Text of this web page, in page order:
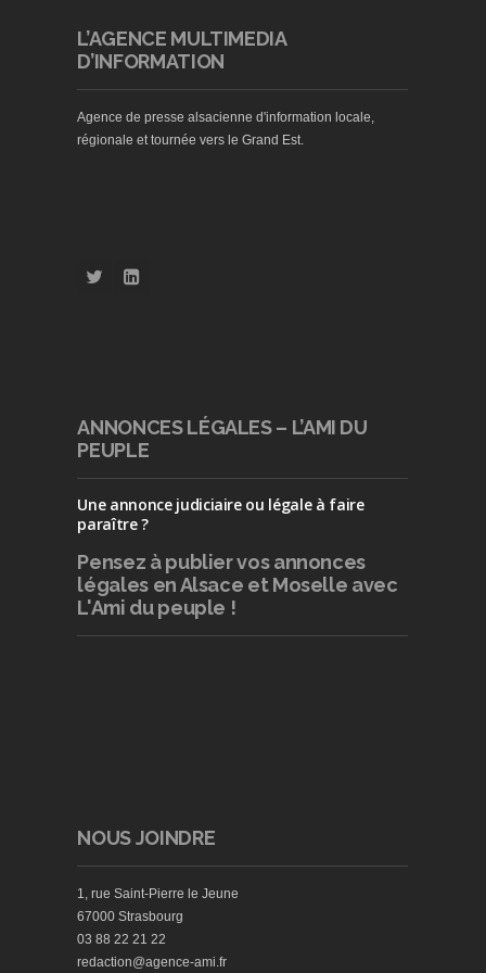
L’AGENCE MULTIMEDIA
D’INFORMATION
Agence de presse alsacienne d'information locale,
régionale et tournée vers le Grand Est.
ANNONCES LÉGALES – L’AMI DU
PEUPLE
Une annonce judiciaire ou légale à faire
paraître ?
Pensez à publiervos annonces
légales en Alsace et Moselle avec
L'Ami du peuple !
NOUS JOINDRE
1, rue Saint-Pierre le Jeune
67000 Strasbourg
03 88 22 21 22
redaction@agence-ami.fr